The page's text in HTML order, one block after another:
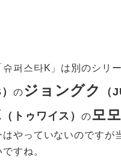
슈퍼스타K」は別のシリ
のジョングク （
（トゥワイス）の모모
はやっていないのですが
すね。